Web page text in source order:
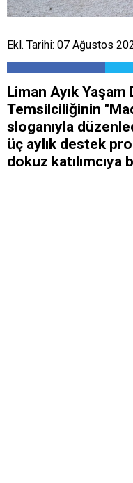
Ekl. Tarihi: 07 Ağustos
Liman Ayık
Temsilciliğinin
sloganıyla
üç aylık destek
dokuz